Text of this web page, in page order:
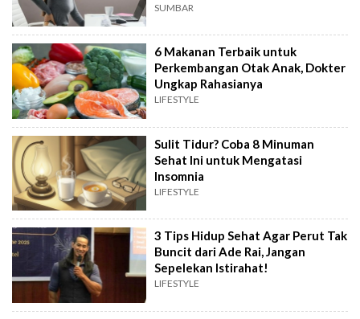
SUMBAR
6 Makanan Terbaik untuk
Perkembangan Otak Anak, Dokter
Ungkap Rahasianya
LIFESTYLE
Sulit Tidur? Coba 8 Minuman
Sehat Ini untuk Mengatasi
Insomnia
LIFESTYLE
3 Tips Hidup Sehat Agar Perut Tak
Buncit dari Ade Rai, Jangan
Sepelekan Istirahat!
LIFESTYLE